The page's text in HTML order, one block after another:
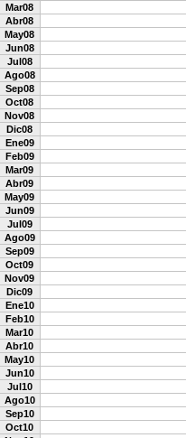
Mar08
Abr08
May08
Jun08
Jul08
Ago08
Sep08
Oct08
Nov08
Dic08
Ene09
Feb09
Mar09
Abr09
May09
Jun09
Jul09
Ago09
Sep09
Oct09
Nov09
Dic09
Ene10
Feb10
Mar10
Abr10
May10
Jun10
Jul10
Ago10
Sep10
Oct10